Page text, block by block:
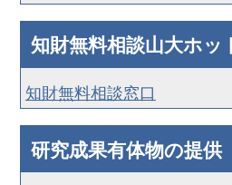
知財無料相談山大ホッ
知財無料相談窓口
研究成果有体物の提供